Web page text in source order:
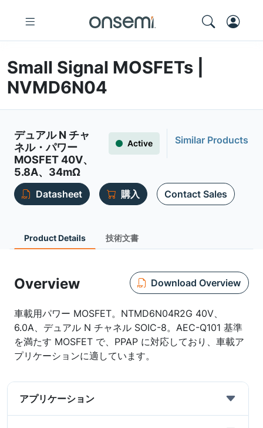
Small Signal MOSFETs |
NVMD6N04
デュアル N チャ
ネル・パワー
MOSFET 40V、
5.8A、34mΩ
Active Similar Products
Datasheet 購入 Contact Sales
Product Details 技術文書
Overview Download Overview
車載用パワー MOSFET。NTMD6N04R2G 40V、
6.0A、デュアル N チャネル SOIC-8。AEC-Q101 基準
を満たす MOSFET で、PPAP に対応しており、車載ア
プリケーションに適しています。
アプリケーション